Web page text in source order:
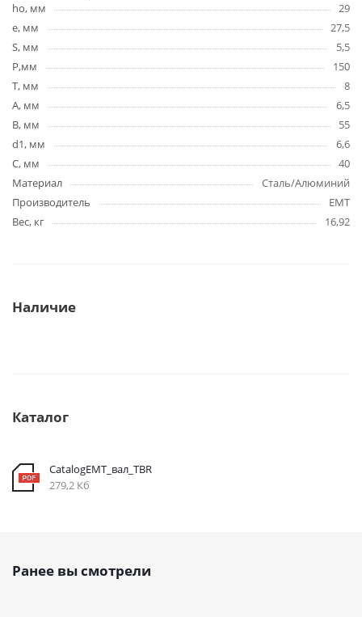
ho, мм
29
e, мм
27,5
S, мм
5,5
P,мм
150
T, мм
8
A, мм
6,5
B, мм
55
d1, мм
6,6
C, мм
40
Материал
Сталь/Алюминий
Производитель
EMT
Вес, кг
16,92
Наличие
Каталог
CatalogEMT_вал_ТBR
279,2 Кб
Ранее вы смотрели